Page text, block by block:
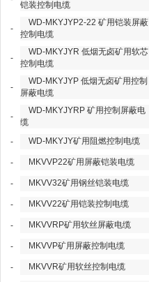
铠装控制电缆
-
WD-MKYJYP2-22 矿用铠装屏蔽
控制电缆
-
WD-MKYJYR 低烟无卤矿用软芯
控制电缆
-
WD-MKYJYP 低烟无卤矿用控制
屏蔽电缆
-
WD-MKYJYRP 矿用控制屏蔽电
缆
-
WD-MKYJY矿用阻燃控制电缆
- MKVVP22矿用屏蔽铠装电缆
- MKVV32矿用钢丝铠装电缆
- MKVV22矿用铠装控制电缆
- MKVVRP矿用软丝屏蔽电缆
- MKVVP矿用屏蔽控制电缆
- MKVVR矿用软丝控制电缆